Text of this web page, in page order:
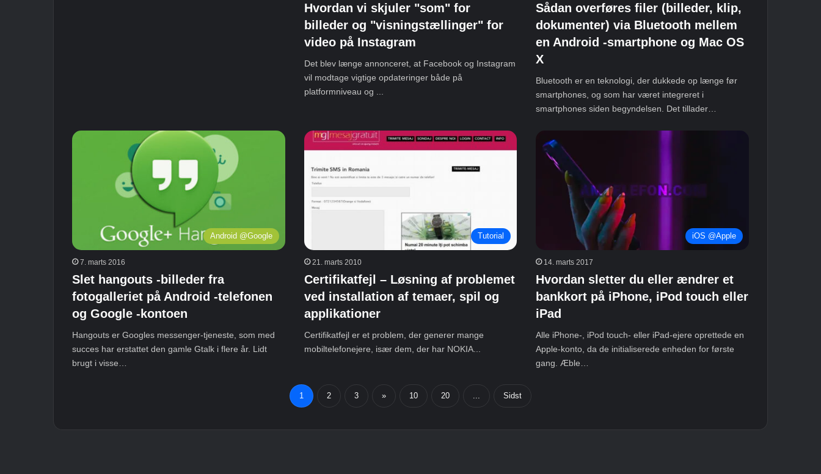
Hvordan vi skjuler "som" for
billeder og "visningstællinger" for
video på Instagram
Det blev længe annonceret, at Facebook og Instagram
vil modtage vigtige opdateringer både på
platformniveau og ...
Sådan overføres filer (billeder, klip,
dokumenter) via Bluetooth mellem
en Android -smartphone og Mac OS
X
Bluetooth er en teknologi, der dukkede op længe før
smartphones, og som har været integreret i
smartphones siden begyndelsen. Det tillader…
Android @Google
7. marts 2016
Slet hangouts -billeder fra
fotogalleriet på Android -telefonen
og Google -kontoen
Hangouts er Googles messenger-tjeneste, som med
succes har erstattet den gamle Gtalk i flere år. Lidt
brugt i visse…
Tutorial
21. marts 2010
Certifikatfejl – Løsning af problemet
ved installation af temaer, spil og
applikationer
Certifikatfejl er et problem, der generer mange
mobiltelefonejere, især dem, der har NOKIA...
iOS @Apple
14. marts 2017
Hvordan sletter du eller ændrer et
bankkort på iPhone, iPod touch eller
iPad
Alle iPhone-, iPod touch- eller iPad-ejere oprettede en
Apple-konto, da de initialiserede enheden for første
gang. Æble…
1 2 3 » 10 20 ... Sidst